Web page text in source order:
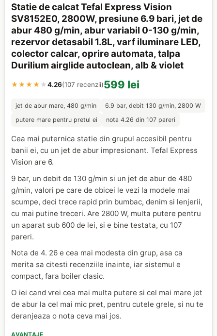
Statie de calcat Tefal Express Vision
SV8152E0, 2800W, presiune 6.9 bari, jet de
abur 480 g/min, abur variabil 0-130 g/min,
rezervor detasabil 1.8L, varf iluminare LED,
colector calcar, oprire automata, talpa
Durilium airglide autoclean, alb & violet
★★★★ ★4.26(107 recenzii)599 lei
jet de abur mare, 480 g/min
6.9 bar, debit 130 g/min, 2800 W
putere mare pentru pretul ei
nota 4.26 din 107 pareri
Cea mai puternica statie din grupul accesibil pentru
banii ei, cu un jet de abur impresionant. Tefal Express
Vision are 6.
9 bar, un debit de 130 g/min si un jet de abur de 480
g/min, valori pe care de obicei le vezi la modele mai
scumpe, deci trece rapid prin bumbac, denim si lenjerii,
cu mai putine treceri. Are 2800 W, multa putere pentru
un aparat sub 600 de lei, si e bine testata, cu 107
pareri.
Nota de 4. 26 e cea mai modesta din grup, asa ca
merita sa citesti recenziile inainte, iar sistemul e
compact, fara boiler clasic.
O iei cand vrei cea mai multa putere si cel mai mare jet
de abur la cel mai mic pret, pentru cutele grele, si nu te
deranjeaza o nota ceva mai jos.
AVANTAJE